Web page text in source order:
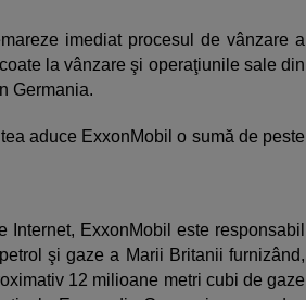
imediat procesul de vânzare a
la vânzare şi operaţiunile sale din
Germania.
aduce ExxonMobil o sumă de peste
ExxonMobil este responsabil
şi gaze a Marii Britanii furnizând,
12 milioane metri cubi de gaze